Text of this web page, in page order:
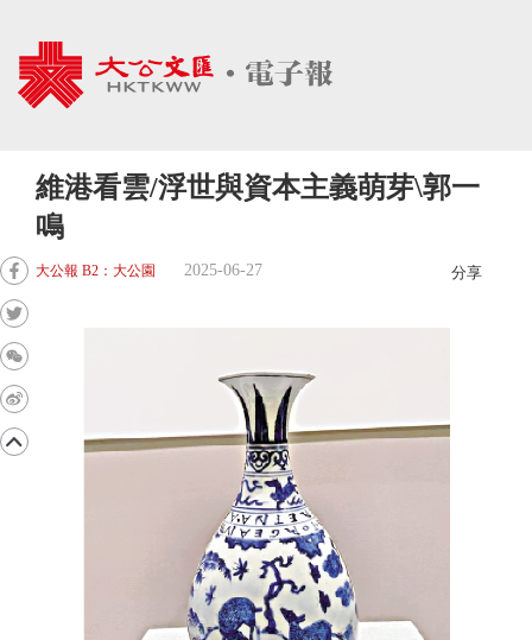
維港看雲/浮世與資本主義萌芽\郭一
鳴
大公報 B2：大公園 2025-06-27 分享